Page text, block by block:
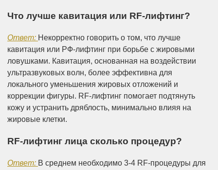
Что лучше кавитация или RF-лифтинг?
Ответ: Некорректно говорить о том, что лучше
кавитация или РФ-лифтинг при борьбе с жировыми
ловушками. Кавитация, основанная на воздействии
ультразвуковых волн, более эффективна для
локального уменьшения жировых отложений и
коррекции фигуры. RF-лифтинг помогает подтянуть
кожу и устранить дряблость, минимально влияя на
жировые клетки.
RF-лифтинг лица сколько процедур?
Ответ: В среднем необходимо 3-4 RF-процедуры для